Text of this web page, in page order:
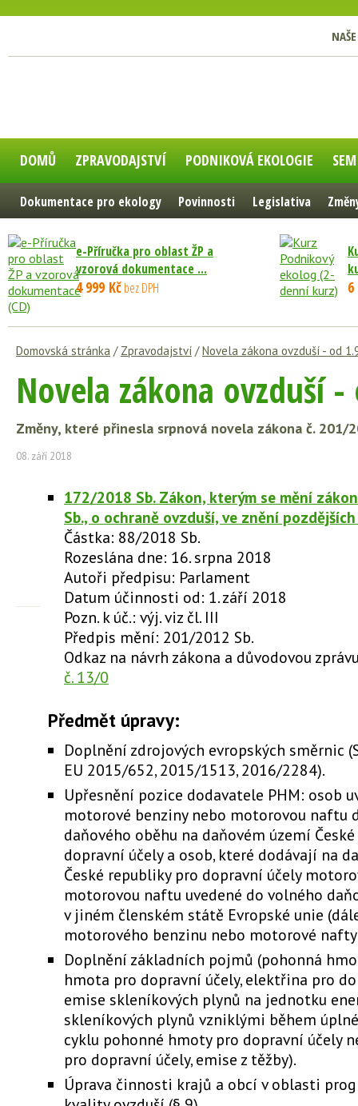
DOMŮ ZPRAVODAJSTVÍ PODNIKOVÁ EKOLOGIE
Dokumentace pro ekology Povinnosti Legislativa
e-Příručka pro oblast ŽP a
vzorová dokumentace ...
4 999 Kčbez DPH 6
Domovská stránka / Zpravodajství /Novela zákona ovzduší - od
Novela zákona ovzduší -
Změny, které přinesla srpnová novela zákona č. 201/
08. září 2018
172/2018 Sb. Zákon, kterým se mění
Sb., o ochraně ovzduší, ve znění
Částka: 88/2018 Sb.
Rozeslána dne: 16. srpna 2018
Autoři předpisu: Parlament
Datum účinnosti od: 1. září 2018
Pozn. k úč.: výj. viz čl. III
Předpis mění: 201/2012 Sb.
Odkaz na návrh zákona a důvodovou
č. 13/0
Předmět úpravy:
Doplnění zdrojových evropských směrnic
EU 2015/652, 2015/1513, 2016/2284).
Upřesnění pozice dodavatele PHM: osob
motorové benziny nebo motorovou naftu
daňového oběhu na daňovém území
dopravní účely a osob, které dodávají na
České republiky pro dopravní účely
motorovou naftu uvedené do volného
v jiném členském státě Evropské unie
motorového benzinu nebo motorové
Doplnění základních pojmů (pohonná
hmota pro dopravní účely, elektřina pro
emise skleníkových plynů na jednotku
skleníkových plynů vzniklými během
cyklu pohonné hmoty pro dopravní účely
pro dopravní účely, emise z těžby).
Úprava činnosti krajů a obcí v oblasti